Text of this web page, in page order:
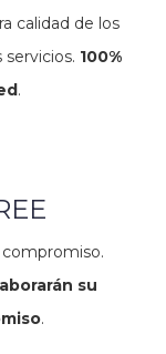
calidad de los
100%
.
su
.